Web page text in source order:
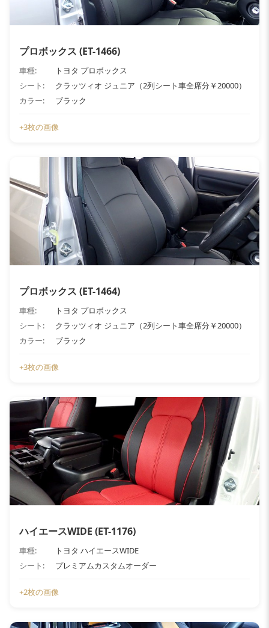
プロボックス (ET-1466)
車種:
トヨタ プロボックス
シート:
クラッツィオ ジュニア（2列シート車全席分￥20000）
カラー:
ブラック
+3枚の画像
プロボックス (ET-1464)
車種:
トヨタ プロボックス
シート:
クラッツィオ ジュニア（2列シート車全席分￥20000）
カラー:
ブラック
+3枚の画像
ハイエースWIDE (ET-1176)
車種:
トヨタ ハイエースWIDE
シート:
プレミアムカスタムオーダー
+2枚の画像